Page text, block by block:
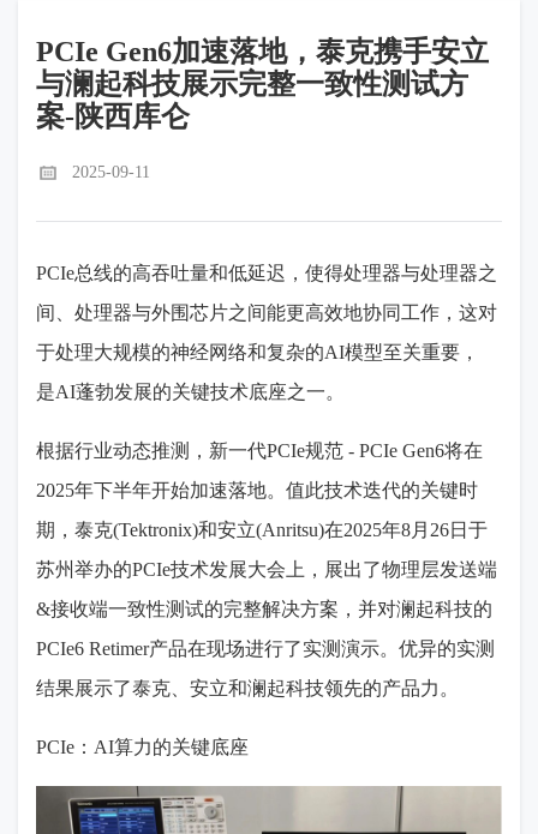
PCIe Gen6加速落地，泰克携手安立
与澜起科技展示完整一致性测试方
案-陕西库仑
2025-09-11
PCIe总线的高吞吐量和低延迟，使得处理器与处理器之
间、处理器与外围芯片之间能更高效地协同工作，这对
于处理大规模的神经网络和复杂的AI模型至关重要，
是AI蓬勃发展的关键技术底座之一。
根据行业动态推测，新一代PCIe规范 - PCIe Gen6将在
2025年下半年开始加速落地。值此技术迭代的关键时
期，泰克(Tektronix)和安立(Anritsu)在2025年8月 26日于
苏州举办的PCIe技术发展大会上，展出了物理层发送端
&接收端一致性测试的完整解决方案，并对澜起科技的
PCIe6 Retimer产品在现场进行了实测演示。优异的实测
结果展示了泰克、安立和澜起科技领先的产品力。
PCIe：AI算力的关键底座